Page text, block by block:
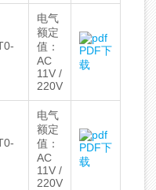
电气
额定
值：
AC
11V /
220V
PDF下
载
电气
额定
值：
AC
11V /
220V
PDF下
载